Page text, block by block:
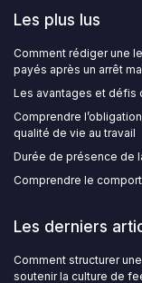
Les plus lus
Comment rédiger une
payés après un arrêt
Les avantages et défis
Comprendre
qualité de vie au travail
Durée de présence de
Comprendre le
Les derniers
Comment structurer
soutenir la culture de